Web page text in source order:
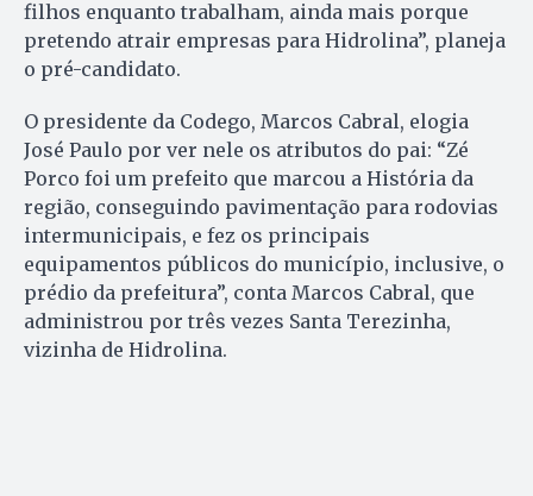
filhos enquanto trabalham, ainda mais porque
pretendo atrair empresas para Hidrolina”, planeja
o pré-candidato.
O presidente da Codego, Marcos Cabral, elogia
José Paulo por ver nele os atributos do pai: “Zé
Porco foi um prefeito que marcou a História da
região, conseguindo pavimentação para rodovias
intermunicipais, e fez os principais
equipamentos públicos do município, inclusive, o
prédio da prefeitura”, conta Marcos Cabral, que
administrou por três vezes Santa Terezinha,
vizinha de Hidrolina.